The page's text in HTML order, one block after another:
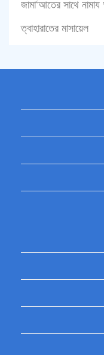
জামা‌‘আতের সাথে
ত্বাহারাতের মাসায়েল